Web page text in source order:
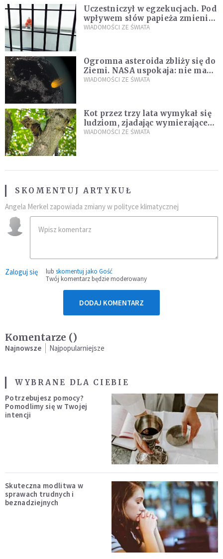
Uczestniczył w egzekucjach. Pod
wpływem słów papieża zmienił
zdanie
WIADOMOŚCI ZE ŚWIATA
Ogromna asteroida zbliży się do
Ziemi. NASA uspokaja: nie ma
zagrożenia
WIADOMOŚCI ZE ŚWIATA
Kot przez trzy lata wymykał się
ludziom, zjadając wymierające
kaczki. W końcu popełnił
WIADOMOŚCI ZE ŚWIATA
SKOMENTUJ ARTYKUŁ
Angela Merkel zapowiada zmiany w polityce klimatycznej
Zaloguj się lub skomentuj jako Gość
Twój komentarz będzie moderowany
DODAJ KOMENTARZ
Komentarze ()
Najnowsze Najpopularniejsze
WYBRANE DLA CIEBIE
Potrzebujesz pomocy?
Pomodlimy się w Twojej
intencji
Skuteczna modlitwa w
sprawach trudnych i
beznadziejnych